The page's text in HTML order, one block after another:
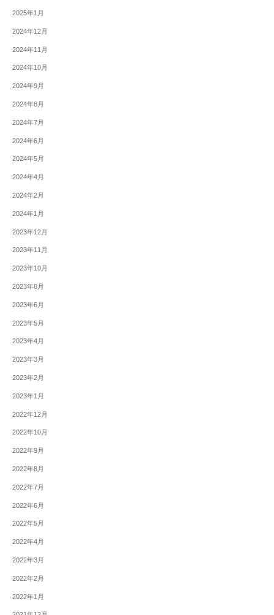
2025年1月
2024年12月
2024年11月
2024年10月
2024年9月
2024年8月
2024年7月
2024年6月
2024年5月
2024年4月
2024年2月
2024年1月
2023年12月
2023年11月
2023年10月
2023年8月
2023年6月
2023年5月
2023年4月
2023年3月
2023年2月
2023年1月
2022年12月
2022年10月
2022年9月
2022年8月
2022年7月
2022年6月
2022年5月
2022年4月
2022年3月
2022年2月
2022年1月